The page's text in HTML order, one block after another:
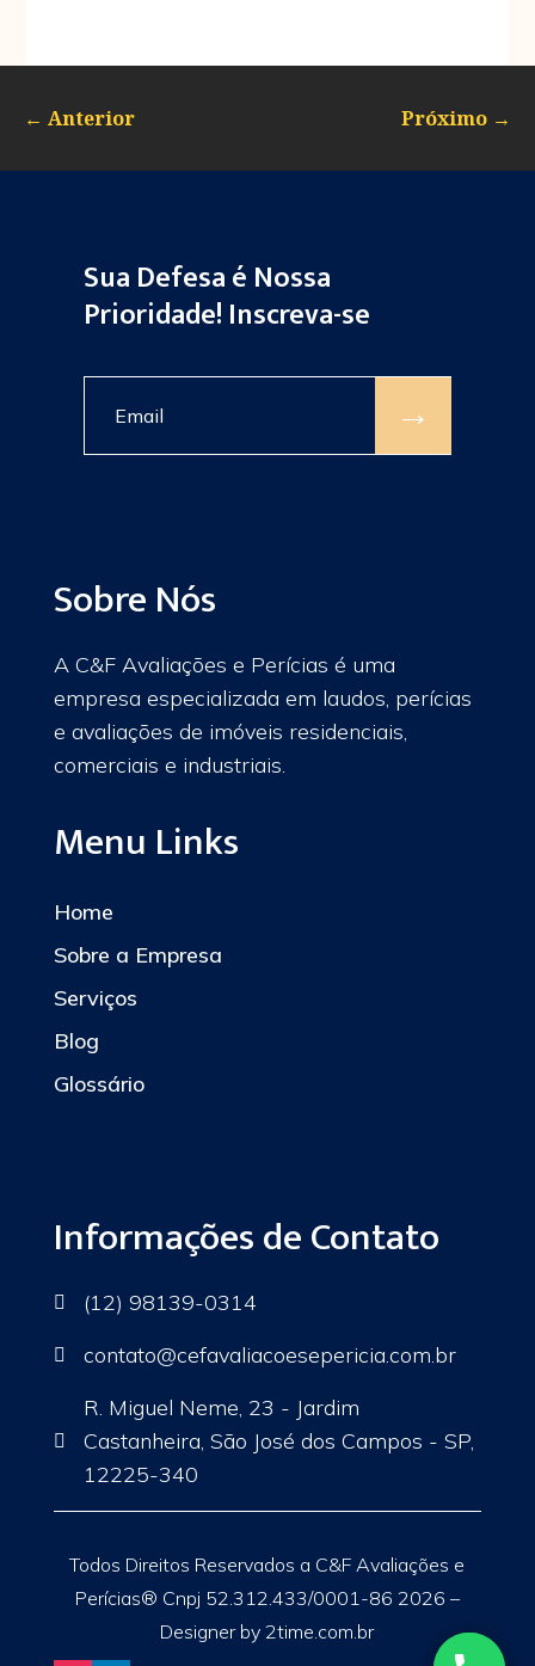
← Anterior Próximo →
Sua Defesa é Nossa
Prioridade! Inscreva-se
→
Sobre Nós
A C&F Avaliações e Perícias é uma
empresa especializada em laudos, perícias
e avaliações de imóveis residenciais,
comerciais e industriais.
Menu Links
Home
Sobre a Empresa
Serviços
Blog
Glossário
Informações de Contato
 (12) 98139-0314
 contato@cefavaliacoesepericia.com.br

R. Miguel Neme, 23 - Jardim
Castanheira, São José dos Campos - SP,
12225-340
Todos Direitos Reservados a C&F Avaliações e
Perícias® Cnpj 52.312.433/0001-86 2026 –
Designer by 2time.com.br